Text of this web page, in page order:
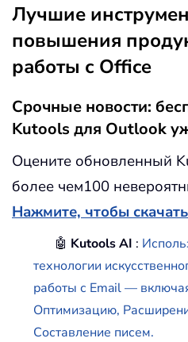
Лучшие
повышения
работы с Office
Срочные новости:
Kutools для Outlook
Оцените обновленный
более чем100
Нажмите, чтобы
🤖 Kutools AI :
технологии
работы с Email —
Оптимизацию,
Составление писем.